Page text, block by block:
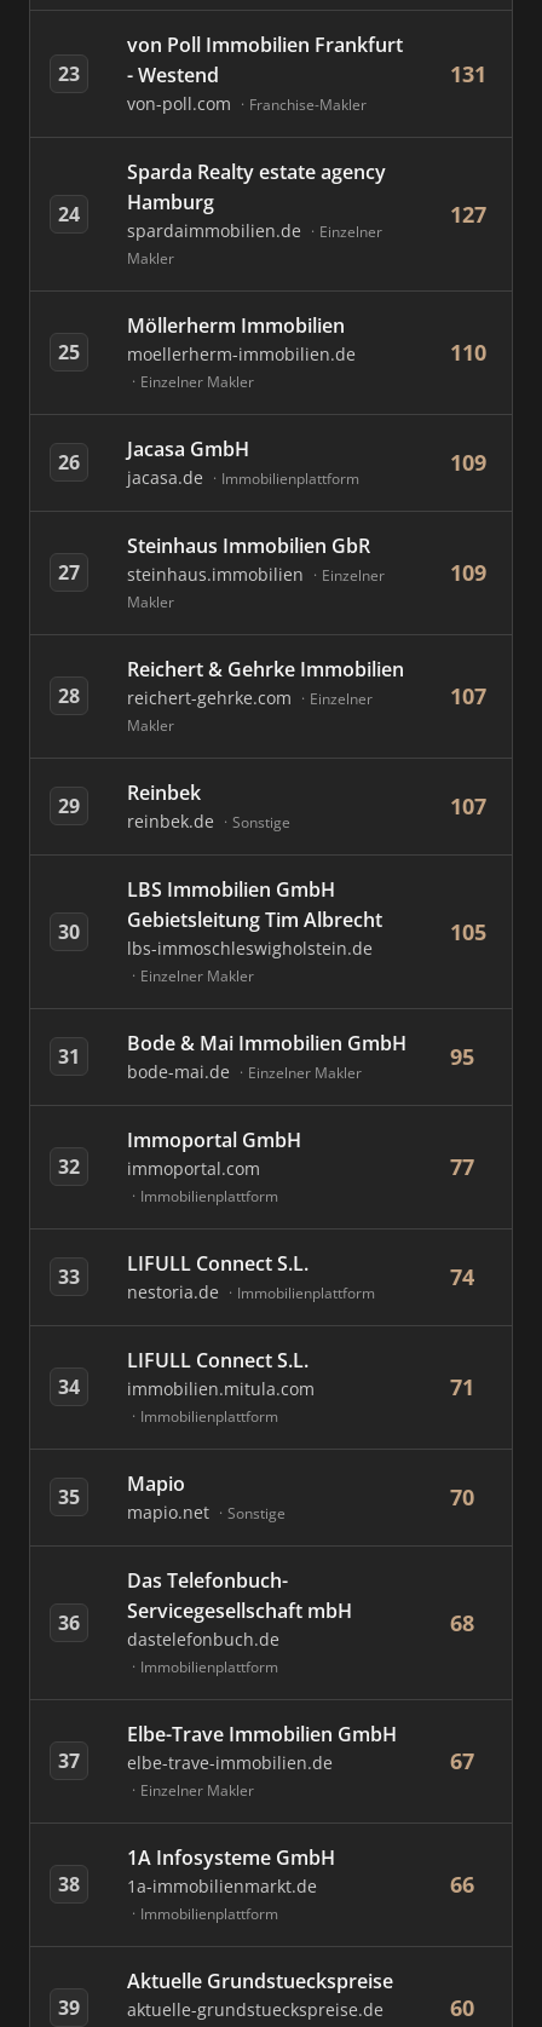
23
von Poll Immobilien Frankfurt
- Westend
von-poll.com Franchise-Makler
131
24
Sparda Realty estate agency
Hamburg
spardaimmobilien.de
Einzelner
Makler
127
25
Möllerherm Immobilien
moellerherm-immobilien.de
Einzelner Makler
110
26 Jacasa GmbH
jacasa.de Immobilienplattform
109
27
Steinhaus Immobilien GbR
steinhaus.immobilien
Einzelner
Makler
109
28
Reichert & Gehrke Immobilien
reichert-gehrke.com
Einzelner
Makler
107
29 Reinbek
reinbek.de Sonstige
107
30
LBS Immobilien GmbH
Gebietsleitung Tim Albrecht
lbs-immoschleswigholstein.de
Einzelner Makler
105
31 Bode & Mai Immobilien GmbH
bode-mai.de Einzelner Makler
95
32
Immoportal GmbH
immoportal.com
Immobilienplattform
77
33 LIFULL Connect S.L.
nestoria.de Immobilienplattform
74
34
LIFULL Connect S.L.
immobilien.mitula.com
Immobilienplattform
71
35 Mapio
mapio.net Sonstige
70
36
Das Telefonbuch-
Servicegesellschaft mbH
dastelefonbuch.de
Immobilienplattform
68
37
Elbe-Trave Immobilien GmbH
elbe-trave-immobilien.de
Einzelner Makler
67
38
1A Infosysteme GmbH
1a-immobilienmarkt.de
Immobilienplattform
66
39
Aktuelle Grundstueckspreise
aktuelle-grundstueckspreise.de 60